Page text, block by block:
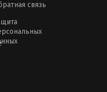
связь